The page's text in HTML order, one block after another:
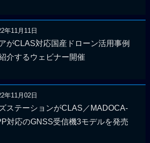
年11月11日
がCLAS対応国産ドローン活用事例
介するウェビナー開催
年11月02日
ステーションがCLAS／MADOCA-
対応のGNSS受信機3モデルを発売